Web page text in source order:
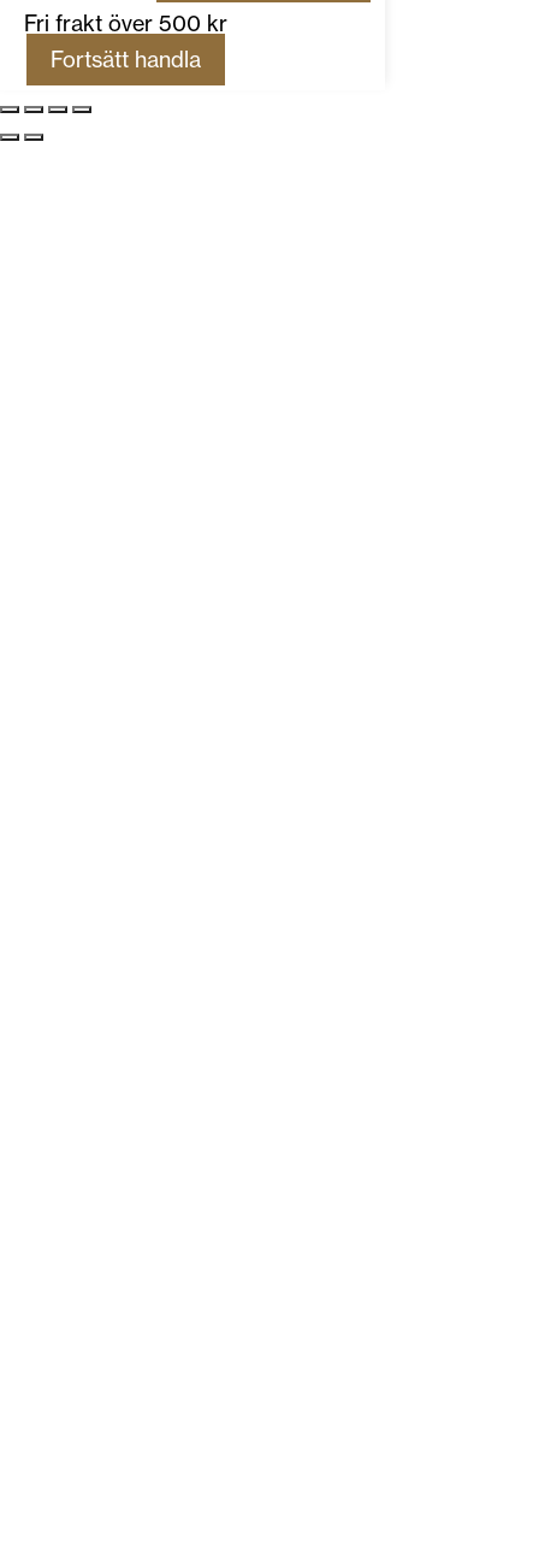
Fri frakt över 500 kr
Fortsätt handla